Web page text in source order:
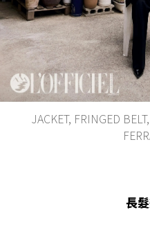
JACKET, FRINGED
長